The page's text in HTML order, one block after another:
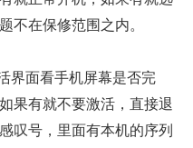
不在保修范围之内。
界面看手机屏幕是否完
果有就不要激活，直接退
叹号，里面有本机的序列